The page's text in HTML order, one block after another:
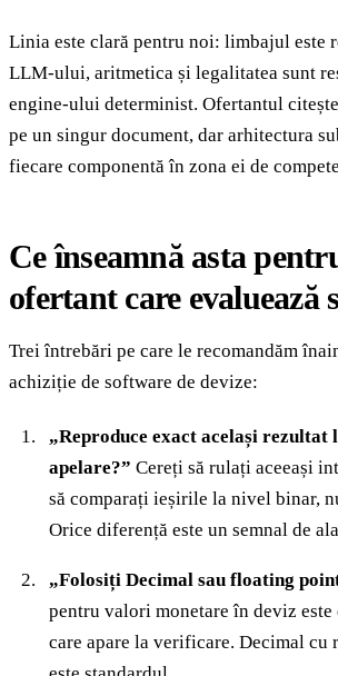
Linia este clară pentru noi: limbajul este
LLM-ului, aritmetica și legalitatea sunt
engine-ului determinist. Ofertantul
pe un singur document, dar arhitectura
fiecare componentă în zona ei de
Ce înseamnă asta
ofertant care evaluează
Trei întrebări pe care le recomandăm
achiziție de software de devize:
„Reproduce exact același rezultat
apelare?” Cereți să rulați aceeași
să comparați ieșirile la nivel binar,
Orice diferență este un semnal de
„Folosiți Decimal sau floating
pentru valori monetare în deviz
care apare la verificare. Decimal